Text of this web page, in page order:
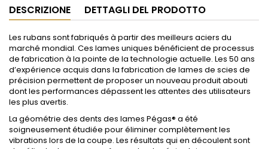
DESCRIZIONE DETTAGLI DEL PRODOTTO
Les rubans sont fabriqués à partir des meilleurs aciers du
marché mondial. Ces lames uniques bénéficient de processus
de fabrication à la pointe de la technologie actuelle. Les 50 ans
d’expérience acquis dans la fabrication de lames de scies de
précision permettent de proposer un nouveau produit abouti
dont les performances dépassent les attentes des utilisateurs
les plus avertis.
La géométrie des dents des lames Pégas® a été
soigneusement étudiée pour éliminer complètement les
vibrations lors de la coupe. Les résultats qui en découlent sont